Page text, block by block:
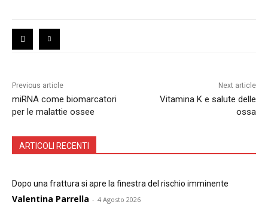
Previous article
miRNA come biomarcatori
per le malattie ossee
Next article
Vitamina K e salute delle
ossa
ARTICOLI RECENTI
Dopo una frattura si apre la finestra del rischio imminente
Valentina Parrella - 4 Agosto 2026